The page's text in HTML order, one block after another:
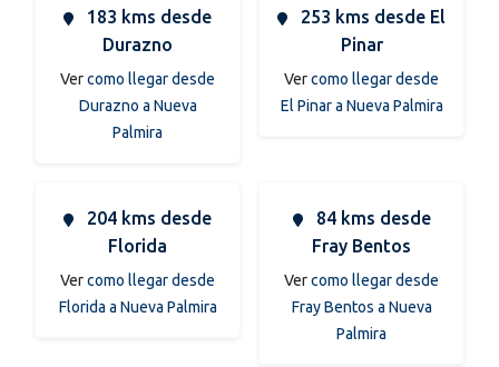
183 kms desde
Durazno
Vercomo llegar desde
Durazno a Nueva
Palmira
253 kms desde El
Pinar
Vercomo llegar desde
El Pinar a Nueva Palmira
204 kms desde
Florida
Vercomo llegar desde
Florida a Nueva Palmira
84 kms desde
Fray Bentos
Vercomo llegar desde
Fray Bentos a Nueva
Palmira